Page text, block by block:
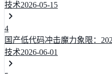
技术2026-05-15
4
国产低代码冲击魔力象限：
技术2026-06-01